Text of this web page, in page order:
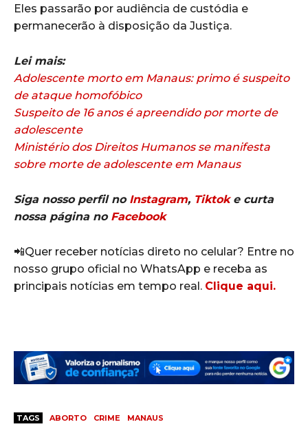
Eles passarão por audiência de custódia e
permanecerão à disposição da Justiça.
Lei mais:
Adolescente morto em Manaus: primo é suspeito
de ataque homofóbico
Suspeito de 16 anos é apreendido por morte de
adolescente
Ministério dos Direitos Humanos se manifesta
sobre morte de adolescente em Manaus
Siga nosso perfil no Instagram, Tiktoke curta
nossa página no Facebook
📲Quer receber notícias direto no celular? Entre no
nosso grupo oficial no WhatsApp e receba as
principais notícias em tempo real. Clique aqui.
TAGS ABORTO CRIME MANAUS